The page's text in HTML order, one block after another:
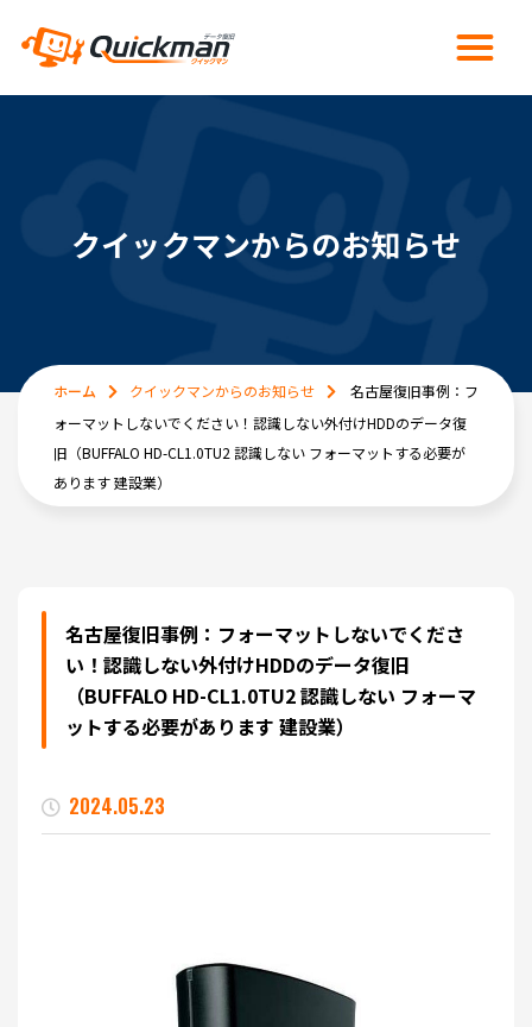
クイックマンからのお知らせ
ホーム クイックマンからのお知らせ
名古屋復旧事例：フ
ォーマットしないでください！認識しない外付けHDDのデータ復
旧（BUFFALO HD-CL1.0TU2 認識しない フォーマットする必要が
あります 建設業）
名古屋復旧事例：フォーマットしないでくださ
い！認識しない外付けHDDのデータ復旧
（BUFFALO HD-CL1.0TU2 認識しない フォーマ
ットする必要があります 建設業）
2024.05.23